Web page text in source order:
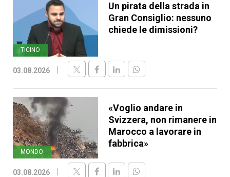
TICINO
Un pirata della strada in
Gran Consiglio: nessuno
chiede le dimissioni?
03.08.2026
MONDO
«Voglio andare in
Svizzera, non rimanere in
Marocco a lavorare in
fabbrica»
03.08.2026